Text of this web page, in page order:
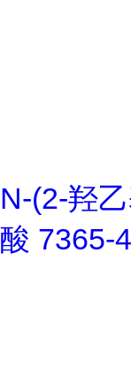
N-(2-羟
酸 7365-